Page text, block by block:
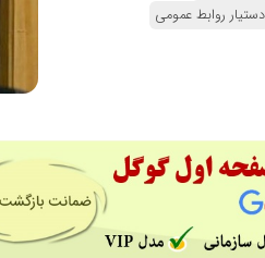
دستیار روابط عمومی